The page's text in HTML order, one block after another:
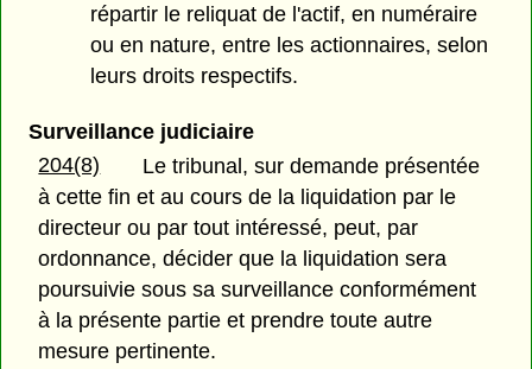
répartir le reliquat de l'actif, en numéraire
ou en nature, entre les actionnaires, selon
leurs droits respectifs.
Surveillance judiciaire
204(8)
Le tribunal, sur demande présentée
à cette fin et au cours de la liquidation par le
directeur ou par tout intéressé, peut, par
ordonnance, décider que la liquidation sera
poursuivie sous sa surveillance conformément
à la présente partie et prendre toute autre
mesure pertinente.